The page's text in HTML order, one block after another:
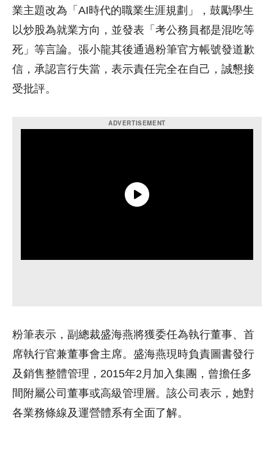
業主題改為「AI時代的職業生涯規劃」，鼓勵學生
以炒股為就業方向，並發表「考公務員都是混吃等
死」等言論。張小龍其後通過粉筆官方帳號發道歉
信，承認言行失當，表示責任完全在自己，誠懇接
受批評。
粉筆表示，副總裁盛海燕將獲委任為執行董事、首
席執行官兼董事會主席。盛海燕現時負責圖書發行
及銷售整體管理，2015年2月加入集團，曾擔任多
間附屬公司董事或高級管理層。該公司表示，她對
各業務條線及運營體系有全面了解。